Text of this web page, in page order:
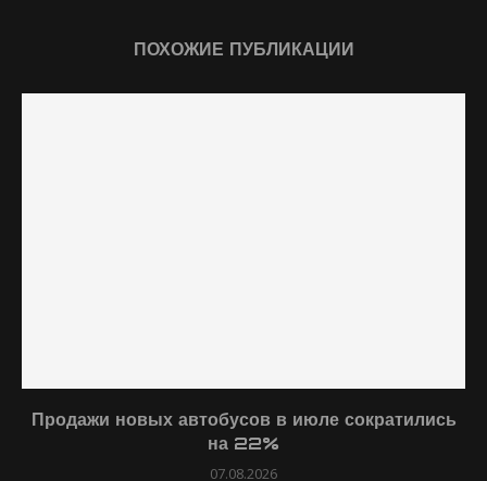
ПОХОЖИЕ ПУБЛИКАЦИИ
Продажи новых автобусов в июле сократились
на 22%
07.08.2026